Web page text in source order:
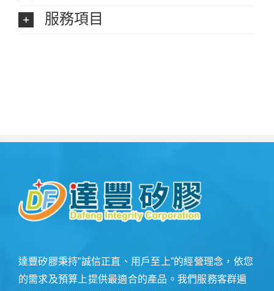
服務項目
達豐矽膠秉持”誠信正直、用戶至上”的經營理念，依您
的需求及預算上提供最適合的產品。我們服務客群遍